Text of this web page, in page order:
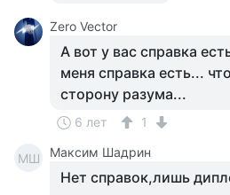
Zero Vector
А вот у вас справка
меня справка есть...
сторону разума...
6 лет 1
МШ Максим Шадрин
Нет справок,лишь